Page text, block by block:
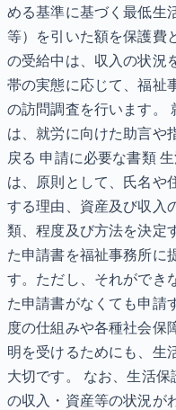
める基準に基づく最低生
等）を引いた額を保護費
の受給中は、収入の状況
帯の実態に応じて、福祉
の訪問調査を行います。
は、就労に向けた助言や
戻る 申請に必要な書類
は、原則として、氏名や
する理由、資産及び収入
類、程度及び方法を決定
た申請書を福祉事務所に
す。ただし、それができ
た申請書がなくても申請
度の仕組みや各種社会保
明を受けるためにも、生
大切です。 なお、生活
の収入・資産等の状況が